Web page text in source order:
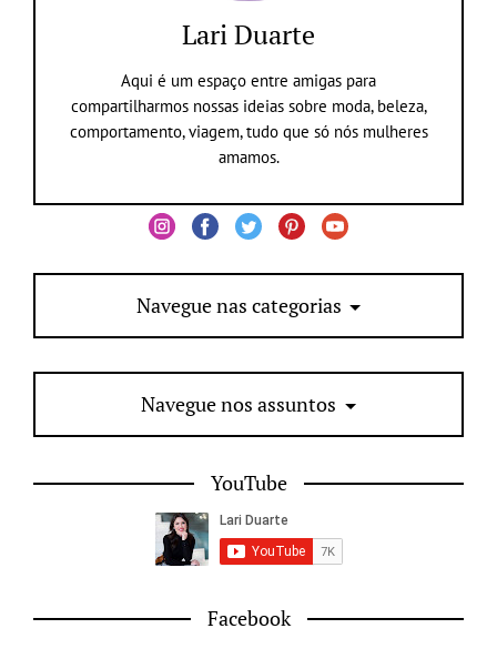
Lari Duarte
Aqui é um espaço entre amigas para
compartilharmos nossas ideias sobre moda, beleza,
comportamento, viagem, tudo que só nós mulheres
amamos.
Navegue nas categorias
Navegue nos assuntos
YouTube
Facebook